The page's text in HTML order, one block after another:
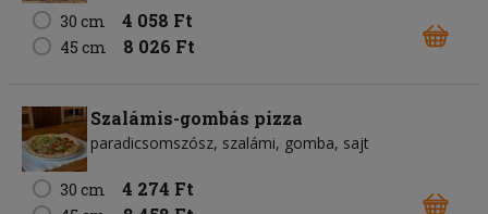
30 cm 4 058 Ft
45 cm 8 026 Ft
Szalámis-gombás pizza
paradicsomszósz szalámi gomba sajt
30 cm 4 274 Ft